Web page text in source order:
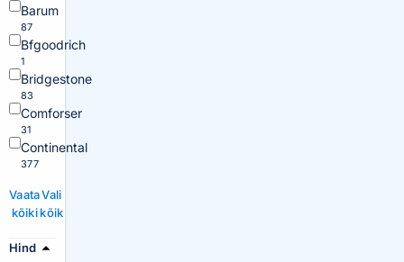
Barum
87
Bfgoodrich
1
Bridgestone
83
Comforser
31
Continental
377
Vaata
kõiki
Vali
kõik
Hind